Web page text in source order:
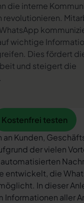
die interne
revolutionieren.
wichtige
Dies fördert
und steigert die
testen
Kostenfrei testen
Kunden,
der vielen
entwickelt, die
In dieser
Informationen aller